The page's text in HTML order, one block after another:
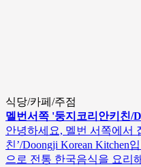
식당/카페/주점
멜번서쪽 '둥지코리안키친/
안녕하세요, 멜번 서쪽에서
친’/Doongji Korean Kitchen
으로 전통 한국음식을 요